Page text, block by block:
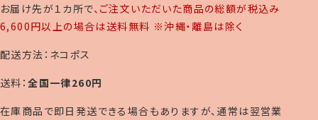
お届け先が１カ所で、ご注文いただいた商品の総額が税込み
6,600円以上の場合は送料無料 ※沖縄・離島は除く
配送方法：ネコポス
送料：全国一律260円
在庫商品で即日発送できる場合もありますが、通常は翌営業